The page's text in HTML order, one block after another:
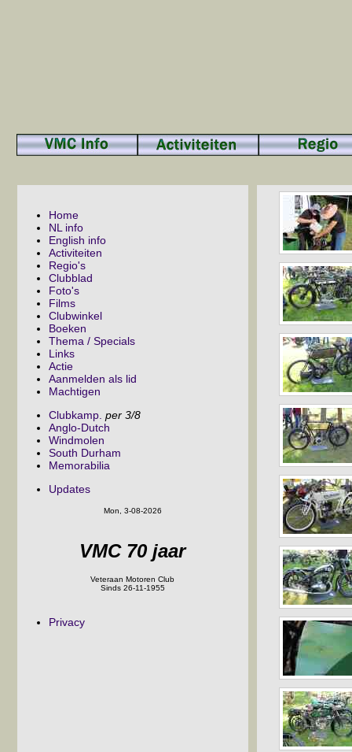
Home
NL info
English info
Activiteiten
Regio's
Clubblad
Foto's
Films
Clubwinkel
Boeken
Thema / Specials
Links
Actie
Aanmelden als lid
Machtigen
Clubkamp. per 3/8
Anglo-Dutch
Windmolen
South Durham
Memorabilia
Updates
Mon, 3-08-2026
VMC 70 jaar
Veteraan Motoren Club
Sinds 26-11-1955
Privacy